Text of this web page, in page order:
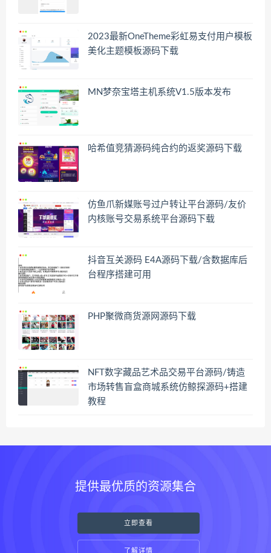
2023最新OneTheme彩虹易支付用户模板
美化主题模板源码下载
MN梦奈宝塔主机系统V1.5版本发布
哈希值竞猜源码纯合约的返奖源码下载
仿鱼爪新媒账号过户转让平台源码/友价
内核账号交易系统平台源码下载
抖音互关源码 E4A源码下载/含数据库后
台程序搭建可用
PHP聚微商货源网源码下载
NFT数字藏品艺术品交易平台源码/铸造
市场转售盲盒商城系统仿鲸探源码+搭建
教程
提供最优质的资源集合
立即查看
了解详情